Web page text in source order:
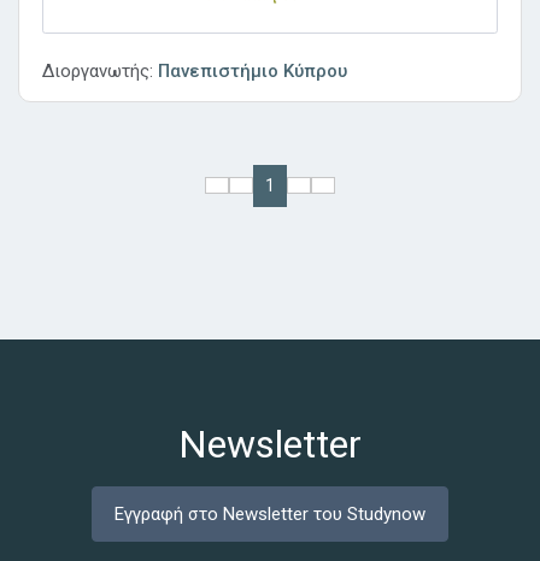
Διοργανωτής: Πανεπιστήμιο Κύπρου
1
Newsletter
Εγγραφή στο Newsletter του Studynow